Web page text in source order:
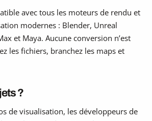
avec tous les moteurs de rendu et
modernes : Blender, Unreal
et Maya. Aucune conversion n’est
les fichiers, branchez les maps et
?
de visualisation, les développeurs de